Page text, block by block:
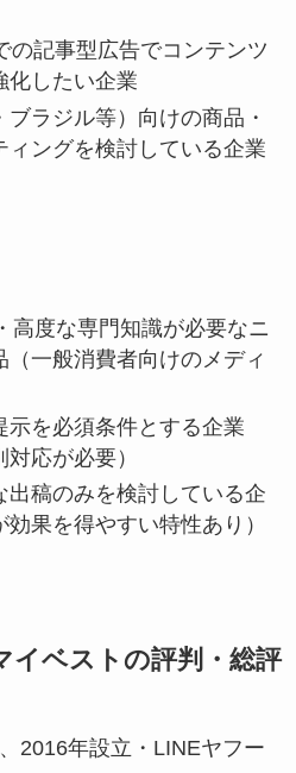
の記事型広告でコンテンツ
化したい企業
ラジル等）向けの商品・
ィングを検討している企業
高度な専門知識が必要なニ
（一般消費者向けのメディ
示を必須条件とする企業
対応が必要）
出稿のみを検討している企
果を得やすい特性あり）
イベストの評判・総評
2016年設立・LINEヤフー